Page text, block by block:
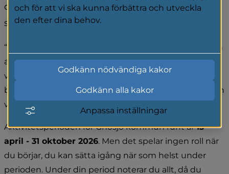
där du noterar hur mycket du rör dig. Du deltar
sen i utlottning av fina priser.
“Gnosjö kommun runt” är en personlig utmaning och
aktivitet för att vi alla ska må bättre och öka vårt
välbefinnande. Aktiviteten är till för både för dig som
brukar motionera och för dig som inte är så aktiv, men
vill börja röra på dig lite mer.
Aktivitetsperioden för Gnosjö kommun runt är 13
april - 31 oktober 2026. Men det spelar ingen roll när
du börjar, du kan sätta igång när som helst under
perioden. Under din period noterar du allt, då du
och för att vi ska kunna förbättra och utveckla
den efter dina behov.
Godkänn nödvändiga kakor
Godkänn alla kakor
Anpassa inställningar